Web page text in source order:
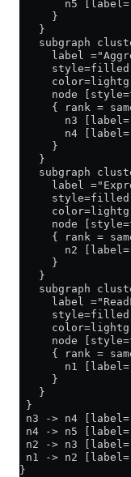
n5
     }
   }
subgraph
label
node
{ rank =
n3
n4
     }
   }
subgraph
label
node
{ rank =
n2
     }
   }
subgraph
label
node
{ rank =
n1
     }
   }
}
n3 -> n4
n4 -> n5
n2 -> n3
n1 -> n2
}